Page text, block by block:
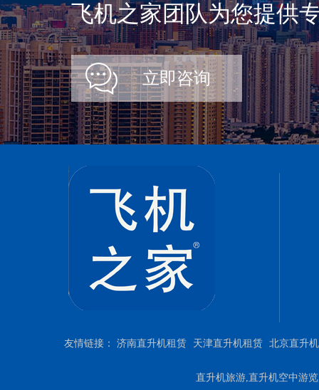
飞机之家团队为您提供
立即咨询
友情链接： 济南直升机租赁 天津直升机租赁 北京直升
直升机旅游,直升机空中游